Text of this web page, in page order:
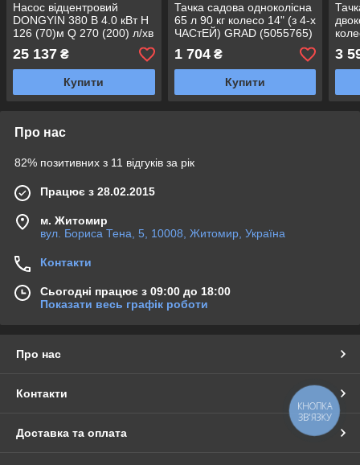
Насос відцентровий
DONGYIN 380 В 4.0 кВт H
126 (70)м Q 270 (200) л/хв
Ø102 мм (з 3х ЧАСтЕЙ)
(DONGYIN) 4SD12/20
25 137 ₴
Купити
Тачка садова одноколісна
65 л 90 кг колесо 14" (з 4-х
ЧАСтЕЙ) GRAD (5055765)
1 704₴
Купити
3
Про нас
82% позитивних з 11 відгуків за рік
Працює з 28.02.2015
м. Житомир
вул. Бориса Тена, 5, 10008, Житомир, Україна
Контакти
Сьогодні працює з 09:00 до 18:00
Показати весь графік роботи
Про нас
Контакти
Доставка та оплата
КНОПКА
ЗВ'ЯЗКУ